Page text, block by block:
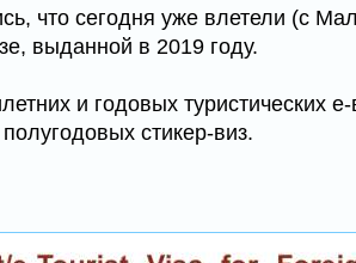
что сегодня уже влетели (с
выданной в 2019 году.
и годовых туристических е-
стикер-виз.